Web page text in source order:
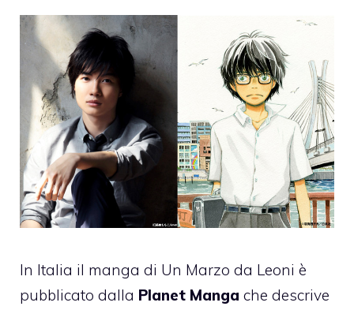
In Italia il manga di Un Marzo da Leoni è
pubblicato dalla Planet Manga che descrive